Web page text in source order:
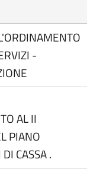
-
AL II
PIANO
CASSA .